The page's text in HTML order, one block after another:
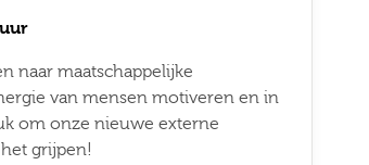
naar maatschappelijke
van mensen motiveren en in
om onze nieuwe externe
grijpen!